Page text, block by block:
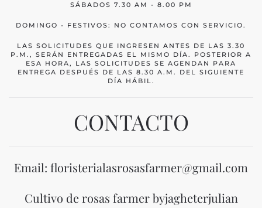
SÁBADOS 7.30 AM - 8.00 PM
DOMINGO - FESTIVOS: NO CONTAMOS CON SERVICIO.
LAS SOLICITUDES QUE INGRESEN ANTES DE LAS 3.30
P.M., SERÁN ENTREGADAS EL MISMO DÍA. POSTERIOR A
ESA HORA, LAS SOLICITUDES SE AGENDAN PARA
ENTREGA DESPUÉS DE LAS 8.30 A.M. DEL SIGUIENTE
DÍA HÁBIL.
CONTACTO
Email: floristerialasrosasfarmer@gmail.com
Cultivo de rosas farmer byjagheterjulian